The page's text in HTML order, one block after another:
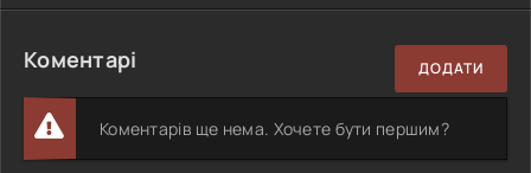
Коментарі ДОДАТИ
Коментарів ще нема. Хочете бути першим?